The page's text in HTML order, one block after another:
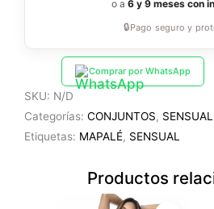
o a 6 y 9 meses con
🔒Pago seguro y
Comprar por WhatsApp
SKU: N/D
Categorías: CONJUNTOS, SENSUAL
Etiquetas: MAPALÉ, SENSUAL
Productos